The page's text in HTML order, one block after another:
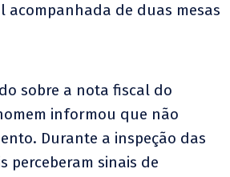
acompanhada de duas mesas
sobre a nota fiscal do
informou que não
Durante a inspeção das
perceberam sinais de